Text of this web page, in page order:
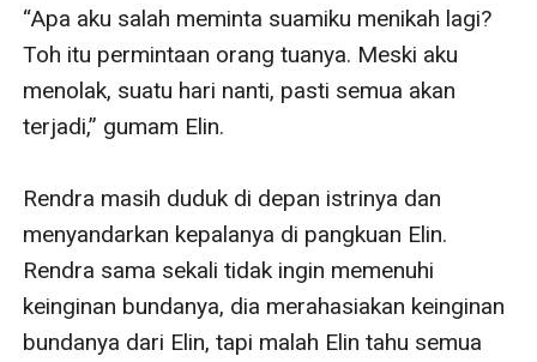
“Apa aku salah meminta suamiku menikah lagi?
Toh itu permintaan orang tuanya. Meski aku
menolak, suatu hari nanti, pasti semua akan
terjadi,” gumam Elin.
Rendra masih duduk di depan istrinya dan
menyandarkan kepalanya di pangkuan Elin.
Rendra sama sekali tidak ingin memenuhi
keinginan bundanya, dia merahasiakan keinginan
bundanya dari Elin, tapi malah Elin tahu semua